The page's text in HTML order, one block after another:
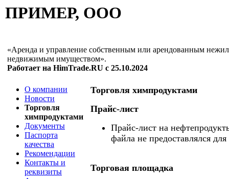
ПРИМЕР, ООО
«Аренда и управление собственным или арендованным
недвижимым имуществом».
Работает на HimTrade.RU с 25.10.2024
О компании
Новости
Торговля
химпродуктами
Документы
Паспорта
качества
Рекомендации
Контакты и
реквизиты
Торговля химпродуктами
Прайс-лист
Прайс-лист на
файла не предоставлялся
Торговая площадка